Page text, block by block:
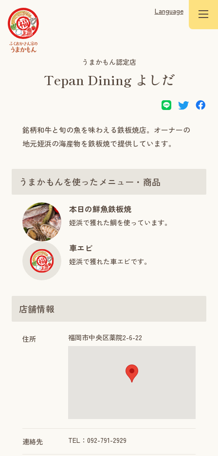
Language
うまかもん認定店
Tepan Dining よしだ
銘柄和牛と旬の魚を味わえる鉄板焼店。オーナーの
地元姪浜の海産物を鉄板焼で提供しています。
うまかもんを使ったメニュー・商品
本日の鮮魚鉄板焼
姪浜で獲れた鯛を使っています。
車エビ
姪浜で獲れた車エビです。
店舗情報
住所 福岡市中央区薬院2-6-22
連絡先 TEL：092-791-2929